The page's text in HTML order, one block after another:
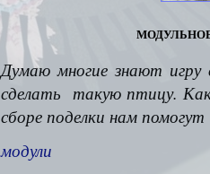
Думаю многие знают
сделать такую птицу.
сборе поделки нам помогут
модули